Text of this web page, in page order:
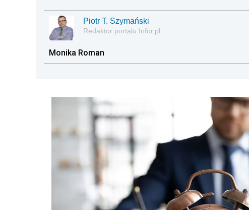
Piotr T. Szymański
Redaktor portalu Infor.pl
Monika Roman